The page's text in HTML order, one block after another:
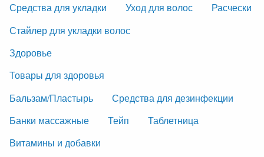
Средства для укладки
Уход для волос
Расчески
Стайлер для укладки волос
Здоровье
Товары для здоровья
Бальзам/Пластырь
Средства для дезинфекции
Банки массажные
Тейп
Таблетница
Витамины и добавки